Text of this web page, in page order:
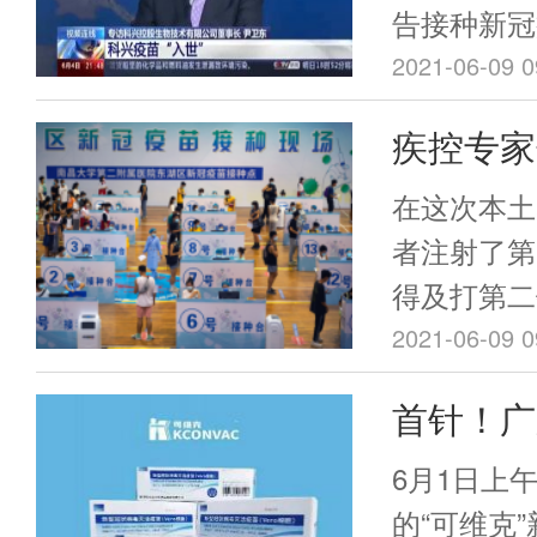
告接种新
地时间6月
国科兴新
单”。
疫苗接种
2021-06-09
疾控专
疫苗是“
染”
在这次本
者注射了
得及打第
邵一鸣解
二级预防
不是针对
打完疫苗
2021-06-09
首针！
开打
6月1日上
的“可维克